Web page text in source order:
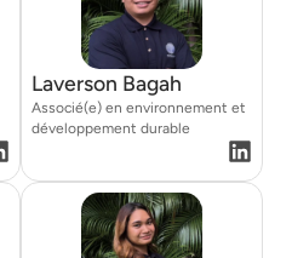
Laverson Bagah
Associé(e) en environnement et
développement durable